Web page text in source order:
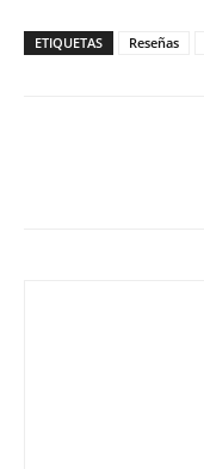
ETIQUETAS Reseñas